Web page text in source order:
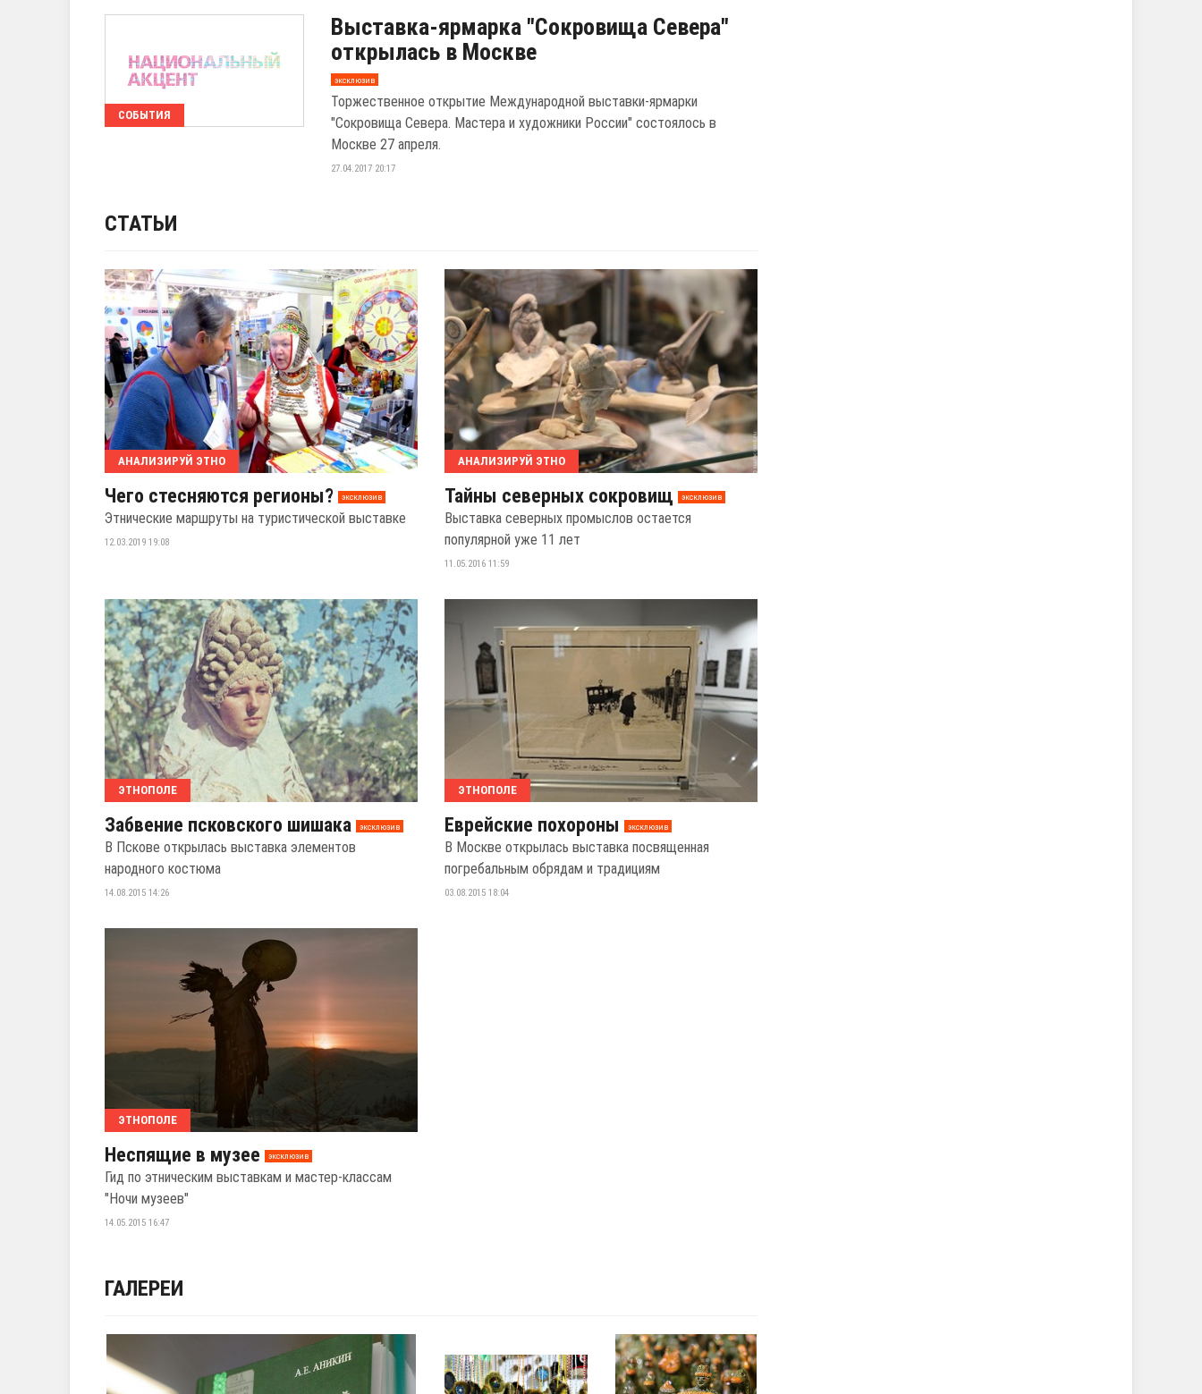
СОБЫТИЯ
Выставка-ярмарка "Сокровища Севера"
открылась в Москве
эксклюзив
Торжественное открытие Международной выставки-ярмарки
"Сокровища Севера. Мастера и художники России" состоялось в
Москве 27 апреля.
27.04.2017 20:17
СТАТЬИ
АНАЛИЗИРУЙ ЭТНО
Чего стесняются регионы? эксклюзив
Этнические маршруты на туристической выставке
12.03.2019 19:08
АНАЛИЗИРУЙ ЭТНО
Тайны северных сокровищ эксклюзив
Выставка северных промыслов остается
популярной уже 11 лет
11.05.2016 11:59
ЭТНОПОЛЕ
Забвение псковского шишака эксклюзив
В Пскове открылась выставка элементов
народного костюма
14.08.2015 14:26
ЭТНОПОЛЕ
Еврейские похороны эксклюзив
В Москве открылась выставка посвященная
погребальным обрядам и традициям
03.08.2015 18:04
ЭТНОПОЛЕ
Неспящие в музее эксклюзив
Гид по этническим выставкам и мастер-классам
"Ночи музеев"
14.05.2015 16:47
ГАЛЕРЕИ